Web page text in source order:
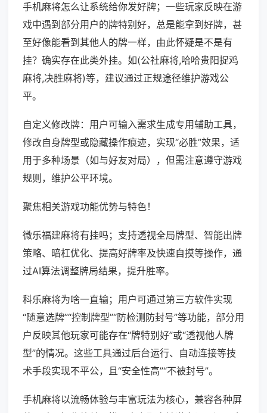
手机麻将怎么让系统给你发好牌；一些玩家反映在游
戏中遇到部分用户的牌特别好，总是能拿到好牌，甚
至好像能看到其他人的牌一样，由此怀疑是不是有
挂？确实存在此类外挂。如(公社麻将,哈哈贵阳捉鸡
麻将,决胜麻将)等，建议通过正规途径维护游戏公
平。
自定义修改牌：用户可输入需求生成专用辅助工具，
修改自身牌型或隐藏操作痕迹，实现“必胜”效果，适
用于多种场景（如与好友对局），但需注意遵守游戏
规则，维护公平环境。
聚焦相关游戏功能优势与特色！
微乐福建麻将有挂吗；支持透视全局牌型、智能出牌
策略、暗杠优化、提高好牌率及快速自摸等操作，通
过AI算法调整牌局结果，提升胜率。
科乐麻将为啥一直输；用户可通过第三方软件实现
“随意选牌”“控制牌型”“防检测防封号”等功能，部分用
户反映其他玩家可能存在“牌特别好”或“透视他人牌
型”的情况。这些工具通过后台运行、自动连接等技
术手段实现不平公，且“安全性高”“不被封号”。
手机麻将以流畅体验与丰富玩法为核心，兼容各种屏